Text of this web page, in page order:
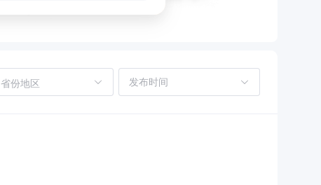
省份地区